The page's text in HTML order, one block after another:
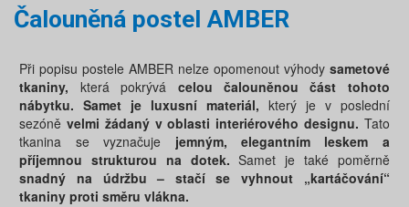
Čalouněná postel AMBER
Při popisu postele AMBER nelze opomenout výhody sametové
tkaniny, která pokrývá celou čalouněnou část tohoto
nábytku. Samet je luxusní materiál, který je v poslední
sezóněvelmi žádaný v oblasti interiérového designu. Tato
tkanina se vyznačuje jemným, elegantním leskem a
příjemnou strukturou na dotek. Samet je také poměrně
snadný na údržbu – stačí se vyhnout „kartáčování“
tkaniny proti směru vlákna.